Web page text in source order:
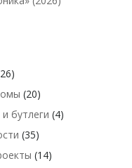
(20)
бутлеги (4)
(35)
(14)